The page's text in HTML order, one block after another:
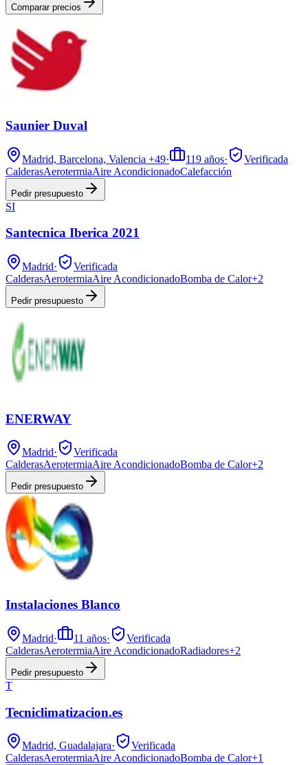
Comparar precios
Saunier Duval
Madrid, Barcelona, Valencia +49· 119 años·
Verificada
CalderasAerotermiaAire AcondicionadoCalefacción
Pedir presupuesto
SI
Santecnica Iberica 2021
Madrid·
Verificada
CalderasAerotermiaAire AcondicionadoBomba de Calor+2
Pedir presupuesto
ENERWAY
Madrid·
Verificada
CalderasAerotermiaAire AcondicionadoBomba de Calor+2
Pedir presupuesto
Instalaciones Blanco
Madrid· 11 años·
Verificada
CalderasAerotermiaAire AcondicionadoRadiadores+2
Pedir presupuesto
T
Tecniclimatizacion.es
Madrid, Guadalajara·
Verificada
CalderasAerotermiaAire AcondicionadoBomba de Calor+1